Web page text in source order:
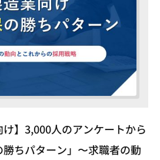
け】3,000人のアンケートから
ちパターン」〜求職者の動